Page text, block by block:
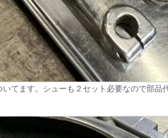
てます。シューも２セット必要なので部品